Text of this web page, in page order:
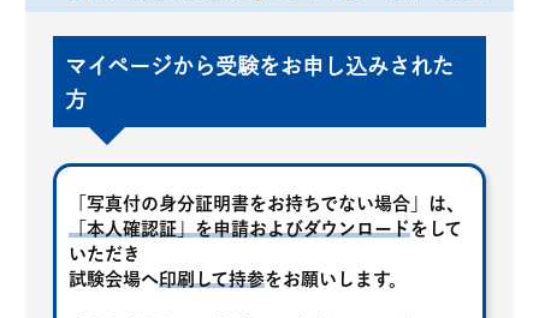
マイページから受験をお申し込みされた
方
「写真付の身分証明書をお持ちでない場合」は、
「本人確認証」を申請およびダウンロードをして
いただき
試験会場へ印刷して持参をお願いします。